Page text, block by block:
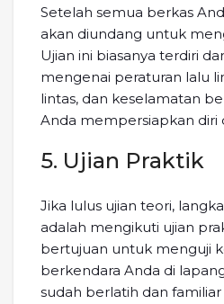
Setelah semua berkas
akan diundang untuk
Ujian ini biasanya terdiri
mengenai peraturan lalu
lintas, dan keselamatan
Anda mempersiapkan diri
5. Ujian Praktik
Jika lulus ujian teori,
adalah mengikuti ujian
bertujuan untuk menguji
berkendara Anda di
sudah berlatih dan